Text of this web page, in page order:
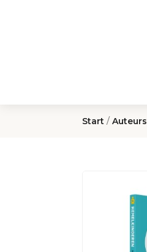
Start /Auteurs